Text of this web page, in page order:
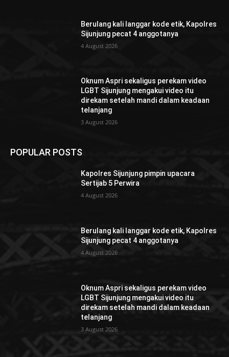
Berulang kali langgar kode etik, Kapolres
Sijunjung pecat 4 anggotanya
4 August 2026
Oknum Aspri sekaligus perekam video
LGBT Sijunjung mengakui video itu
direkam setelah mandi dalam keadaan
telanjang
3 August 2026
POPULAR POSTS
Kapolres Sijunjung pimpin upacara
Sertijab 5 Perwira
4 August 2026
Berulang kali langgar kode etik, Kapolres
Sijunjung pecat 4 anggotanya
4 August 2026
Oknum Aspri sekaligus perekam video
LGBT Sijunjung mengakui video itu
direkam setelah mandi dalam keadaan
telanjang
3 August 2026